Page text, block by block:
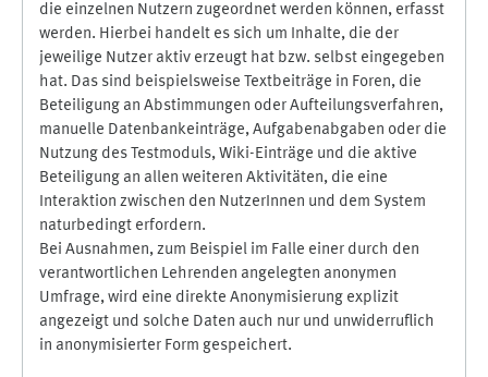
die einzelnen Nutzern zugeordnet werden können, erfasst
werden. Hierbei handelt es sich um Inhalte, die der
jeweilige Nutzer aktiv erzeugt hat bzw. selbst eingegeben
hat. Das sind beispielsweise Textbeiträge in Foren, die
Beteiligung an Abstimmungen oder Aufteilungsverfahren,
manuelle Datenbankeinträge, Aufgabenabgaben oder die
Nutzung des Testmoduls, Wiki-Einträge und die aktive
Beteiligung an allen weiteren Aktivitäten, die eine
Interaktion zwischen den NutzerInnen und dem System
naturbedingt erfordern.
Bei Ausnahmen, zum Beispiel im Falle einer durch den
verantwortlichen Lehrenden angelegten anonymen
Umfrage, wird eine direkte Anonymisierung explizit
angezeigt und solche Daten auch nur und unwiderruflich
in anonymisierter Form gespeichert.